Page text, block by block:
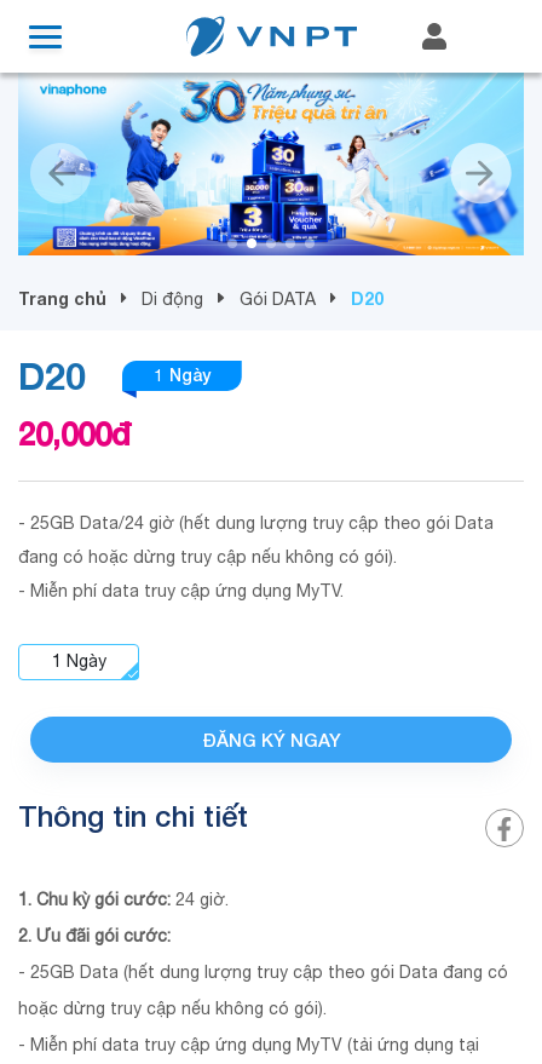
Trang chủ Di động Gói DATA D20
D20 1 Ngày
20,000đ
- 25GB Data/24 giờ (hết dung lượng truy cập theo gói Data
đang có hoặc dừng truy cập nếu không có gói).
- Miễn phí data truy cập ứng dụng MyTV.
1 Ngày
ĐĂNG KÝ NGAY
Thông tin chi tiết
1. Chu kỳ gói cước: 24 giờ.
2. Ưu đãi gói cước:
- 25GB Data (hết dung lượng truy cập theo gói Data đang có
hoặc dừng truy cập nếu không có gói).
- Miễn phí data truy cập ứng dụng MyTV (tải ứng dụng tại